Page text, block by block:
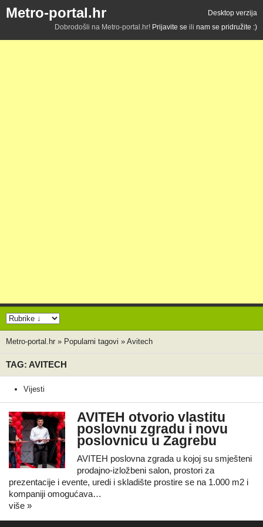
Metro-portal.hr
Desktop verzija
Dobrodošli na Metro-portal.hr! Prijavite se ili nam se pridružite :)
Metro-portal.hr » Popularni tagovi » Avitech
TAG: AVITECH
Vijesti
AVITEH otvorio vlastitu
poslovnu zgradu i novu
poslovnicu u Zagrebu
AVITEH poslovna zgrada u kojoj su smješteni
prodajno-izložbeni salon, prostori za
prezentacije i evente, uredi i skladište prostire se na 1.000 m2 i
kompaniji omogućava…
više »